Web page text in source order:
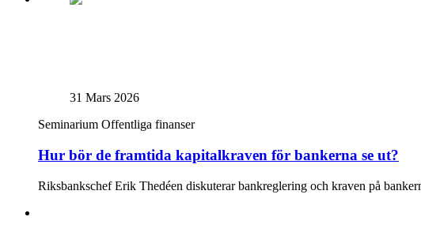
31 Mars 2026
Seminarium Offentliga finanser
Hur bör de framtida kapitalkraven för bankerna se ut?
Riksbankschef Erik Thedéen diskuterar bankreglering och kraven på